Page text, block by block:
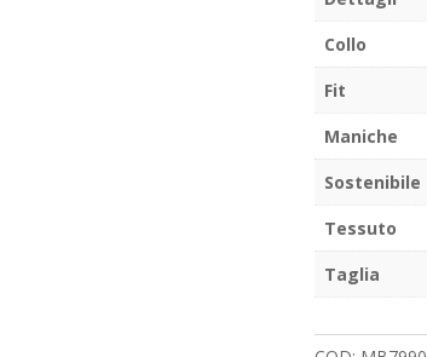
Collo
Fit
Maniche
Sostenibile
Tessuto
Taglia